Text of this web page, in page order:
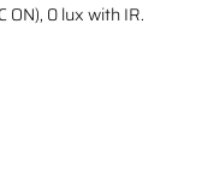
ON), 0 lux with IR.